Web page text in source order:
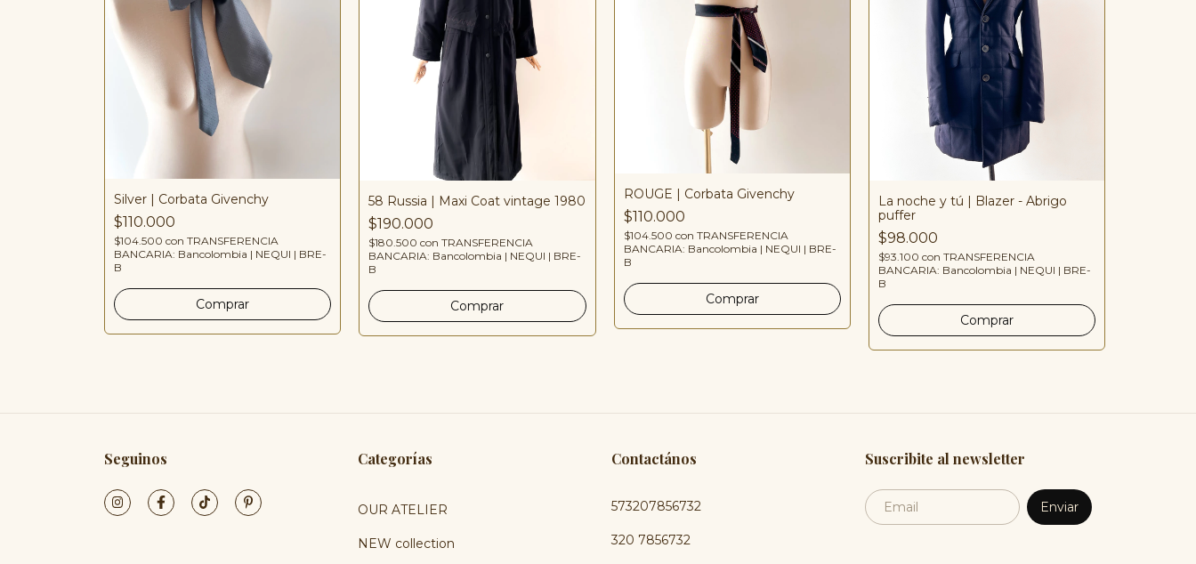
Silver | Corbata Givenchy
$110.000
$104.500 con TRANSFERENCIA
BANCARIA: Bancolombia | NEQUI | BRE-
B
58 Russia | Maxi Coat vintage 1980
$190.000
$180.500con TRANSFERENCIA
BANCARIA: Bancolombia | NEQUI | BRE-
B
ROUGE | Corbata Givenchy
$110.000
$104.500 con TRANSFERENCIA
BANCARIA: Bancolombia | NEQUI | BRE-
B
La noche y tú | Blazer - Abrigo
puffer
$98.000
$93.100 con TRANSFERENCIA
BANCARIA: Bancolombia | NEQUI | BRE-
B
Seguinos Categorías
OUR ATELIER
NEW collection
Contactános
573207856732
320 7856732
Suscribite al newsletter